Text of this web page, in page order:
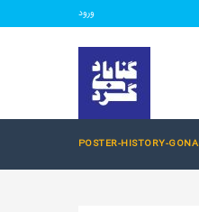
ورود
POSTER-HISTORY-